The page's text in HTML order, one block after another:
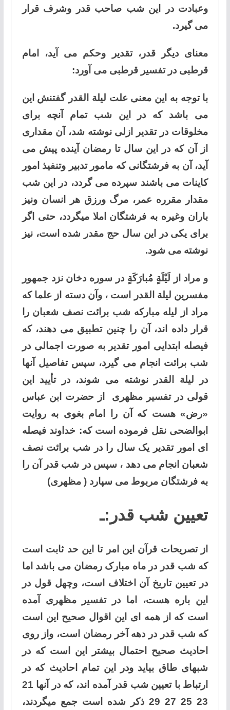
وعبادت در این شب صاحب قدر وشرف قرار
می گیرد.
معنای دیگر قدر، تقدیر وحکم می آید، امام
قرطبی در تفسیر قرطبی می آورد:
با توجه به این معنی علت لیلة القدر گفتنش این
می باشد که در این شب تمام آنچه برای
مخلوقات در تقدیر ازلی نوشته شد، آن مقداری
از آن که در این سال تا رمضان آینده پیش می
آید، آن به فرشتگانی که مامور تدبیر وتنفیذ امور
کاینات می باشند سپرده می گردد، در این شب
مقدار مقرره عمر، مرگ ورزق هر انسان ونیز
باران وغیره به فرشتگان املا میگردد، حتی اگر
برای یکی در این سال حج مقدر شده است، نیز
نوشته می شود.
و مراد از لَيْلَةٍ مُبارَكَةٍ در سوره دخان نزد جمهور
مفسرین لیلة القدر است ، وآن دسته از علما که
مراد از لیله مبارکه شب برائت نصف شعبان را
قرار داده اند، آن را چنین تطبیق می دهند، که
فیصله ابتدایی امور تقدیر به صورت اجمالی در
شب برائت انجام می گیرد، سپس تفاصیل آنها
در لیلة القدر نوشته می شوند، در تأیید این
قولی در تفسیر مظهری از حضرت ابن عباس
«رض» هست که آن را امام بغوی به روایت
ابوالضحی نقل فرموده است که: خداوند فیصله
ای امور تقدیر یک سال را در شب برائت نصف
شعبان انجام می دهد ، سپس در شب قدر آن را
به فرشتگان مربوط می سپارد ( مظهری)
تعیین شب قدر:ـ
از تصریحات قرآن این امر تا این حد ثابت است
که شب قدر در ماه مبارک رمضان می باشد اما
در تعیین تاریخ آن اختلاف است، وچهل قول در
این باره هست، اما در تفسیر مظهری آمده
است که از همه ای این اقوال صحیح این است
که شب قدر در دهه آخر رمضان است، واز روی
احادیث صحیح احتمال بیشتر این است که در
شبهای طاق بیاید ودر این تمام احادیث که در
ارتباط با تعیین شب قدر آمده اند، که در آنها 21
23 25 27 29 ذکر شده است جمع میگردند،